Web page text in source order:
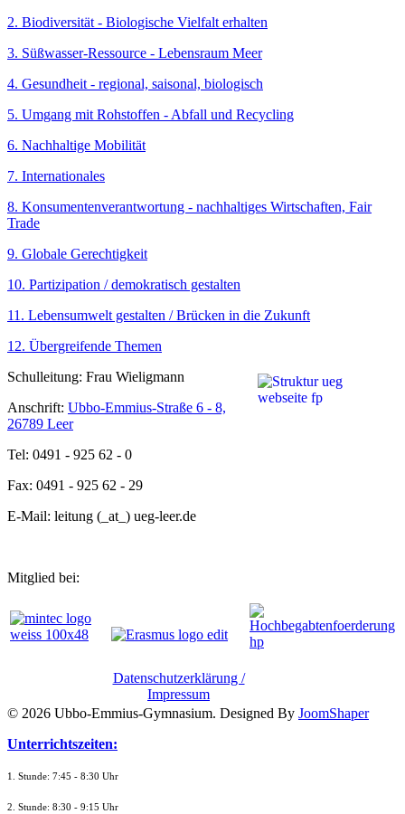
2. Biodiversität - Biologische Vielfalt erhalten
3. Süßwasser-Ressource - Lebensraum Meer
4. Gesundheit - regional, saisonal, biologisch
5. Umgang mit Rohstoffen - Abfall und Recycling
6. Nachhaltige Mobilität
7. Internationales
8. Konsumentenverantwortung - nachhaltiges Wirtschaften, Fair
Trade
9. Globale Gerechtigkeit
10. Partizipation / demokratisch gestalten
11. Lebensumwelt gestalten / Brücken in die Zukunft
12. Übergreifende Themen
Schulleitung: Frau Wieligmann
Anschrift: Ubbo-Emmius-Straße 6 - 8,
26789 Leer
Tel: 0491 - 925 62 - 0
Fax: 0491 - 925 62 - 29
E-Mail: leitung (_at_) ueg-leer.de
Mitglied bei:
Datenschutzerklärung /
Impressum
© 2026 Ubbo-Emmius-Gymnasium. Designed By JoomShaper
Unterrichtszeiten:
1. Stunde: 7:45 - 8:30 Uhr
2. Stunde: 8:30 - 9:15 Uhr